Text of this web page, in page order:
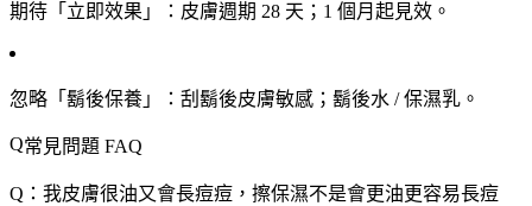
期待「立即效果」 ：皮膚週期 28 天；1 個月起見效。
忽略「鬍後保養」 ：刮鬍後皮膚敏感；鬍後水 / 保濕乳。
常見問題 FAQ
Q：我皮膚很油又會長痘痘，擦保濕不是會更油更容易長痘